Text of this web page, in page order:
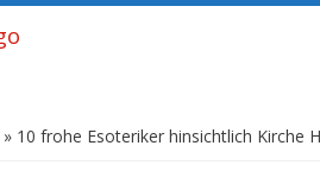
» 10 frohe Esoteriker hinsichtlich Kirche